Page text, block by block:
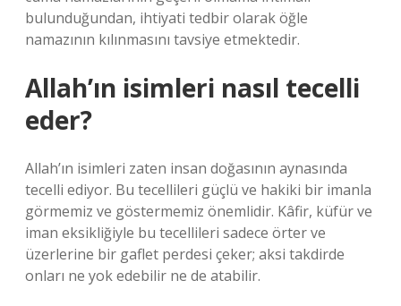
bulunduğundan, ihtiyati tedbir olarak öğle
namazının kılınmasını tavsiye etmektedir.
Allah’ın isimleri nasıl tecelli
eder?
Allah’ın isimleri zaten insan doğasının aynasında
tecelli ediyor. Bu tecellileri güçlü ve hakiki bir imanla
görmemiz ve göstermemiz önemlidir. Kâfir, küfür ve
iman eksikliğiyle bu tecellileri sadece örter ve
üzerlerine bir gaflet perdesi çeker; aksi takdirde
onları ne yok edebilir ne de atabilir.